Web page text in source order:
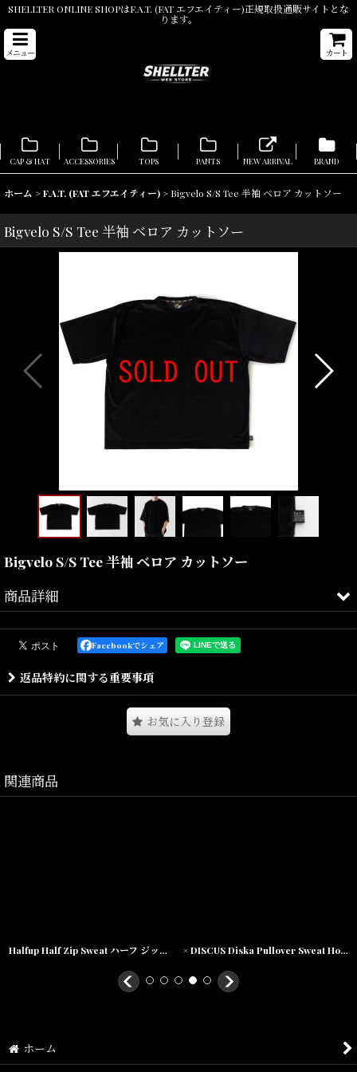
SHELLTER ONLINE SHOPはF.A.T. (FAT エフエイティー)正規取扱通販サイトとな
ります。
メニュー カート
CAP & HAT ACCESSORIES TOPS PANTS NEW ARRIVAL BRAND
ホーム >F.A.T. (FAT エフエイティー) > Bigvelo S/S Tee 半袖 ベロア カットソー
Bigvelo S/S Tee 半袖 ベロア カットソー
Bigvelo S/S Tee 半袖 ベロア カットソー
商品詳細
独特な光沢となめらかな肌触りのベロア素材を使用したカットソー
となります。
まいは、いつもとは違ったカジュアルスタイルを演出してくれる。
裾サイドのブランドネームも程よいアクセントに。
Size(サイズ)／
Facebookでシェア
返品特約に関する重要事項
お気に入り登録
関連商品
Halfup Half Zip Sweat ハーフ ジップ スウェット × DISCUS Diska Pullover Sweat Hoodie プルオーバー スウェット フーディー パーカー
ホーム